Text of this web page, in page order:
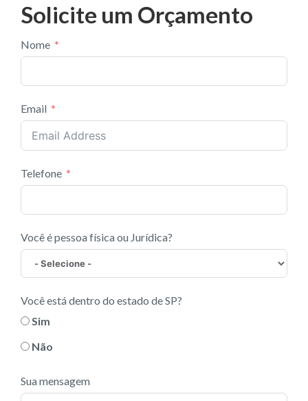
b
o
o
k
d
n
l
e
Solicite um Orçamento
Nome
Email
Telefone
Você é pessoa física ou Jurídica?
Você está dentro do estado de SP?
Sim
Não
Sua mensagem